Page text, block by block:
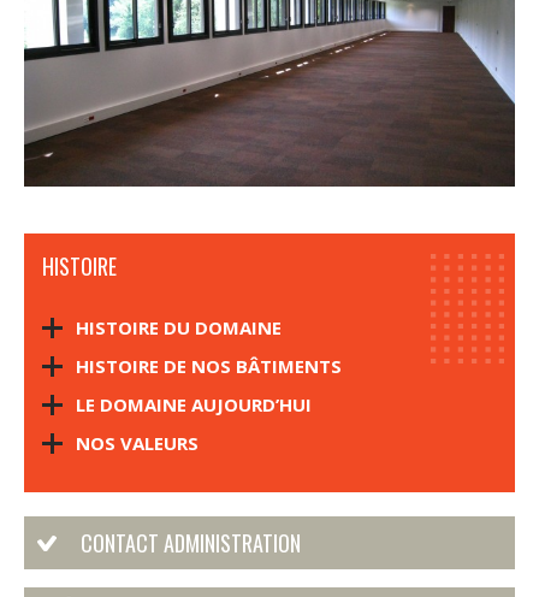
HISTOIRE
HISTOIRE DU DOMAINE
HISTOIRE DE NOS BÂTIMENTS
LE DOMAINE AUJOURD’HUI
NOS VALEURS
CONTACT ADMINISTRATION